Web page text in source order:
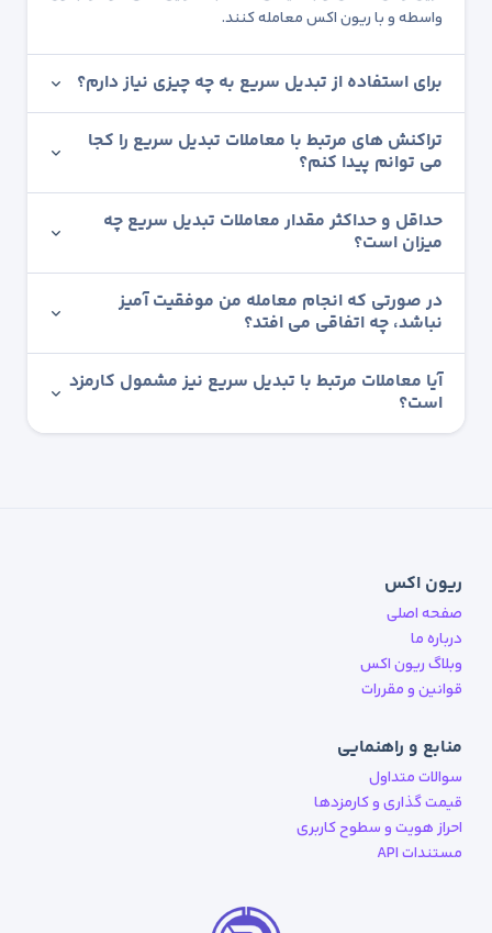
واسطه و با ریون اکس معامله کنند.
برای استفاده از تبدیل سریع به چه چیزی نیاز دارم؟
تراکنش های مرتبط با معاملات تبدیل سریع را کجا
می توانم پیدا کنم؟
حداقل و حداکثر مقدار معاملات تبدیل سریع چه
میزان است؟
در صورتی که انجام معامله من موفقیت آمیز
نباشد، چه اتفاقی می افتد؟
آیا معاملات مرتبط با تبدیل سریع نیز مشمول کارمزد
است؟
ریون اکس
صفحه اصلی
درباره ما
وبلاگ ریون اکس
قوانین و مقررات
منابع و راهنمایی
سوالات متداول
قیمت گذاری و کارمزدها
احراز هویت و سطوح کاربری
مستندات API